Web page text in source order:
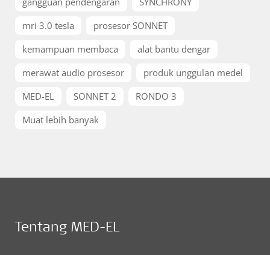
mri 3.0 tesla
prosesor SONNET
kemampuan membaca
alat bantu dengar
merawat audio prosesor
produk unggulan medel
MED-EL
SONNET 2
RONDO 3
Muat lebih banyak
Tentang MED-EL